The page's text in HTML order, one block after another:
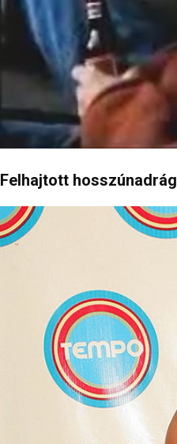
Felhajtott hosszúnadrág